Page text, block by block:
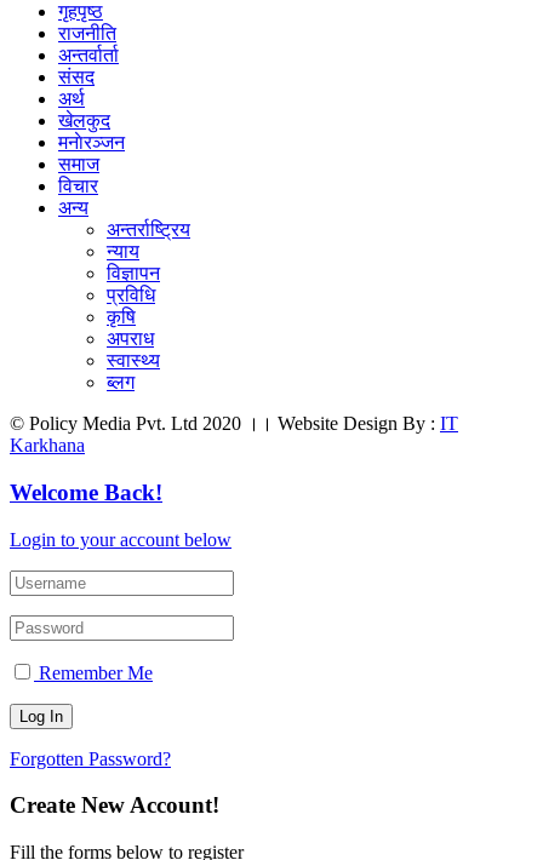
गृहपृष्ठ
राजनीति
अन्तर्वार्ता
संसद
अर्थ
खेलकुद
मनाेरञ्जन
समाज
विचार
अन्य
अन्तर्राष्ट्रिय
न्याय
विज्ञापन
प्रविधि
कृषि
अपराध
स्वास्थ्य
ब्लग
© Policy Media Pvt. Ltd 2020 ।। Website Design By : IT
Karkhana
Welcome Back!
Login to your account below
Remember Me
Forgotten Password?
Create New Account!
Fill the forms below to register